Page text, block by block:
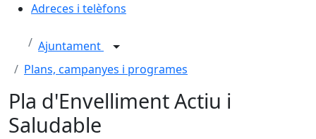
Adreces i telèfons
Ajuntament
Plans, campanyes i programes
Pla d'Envelliment Actiu i
Saludable